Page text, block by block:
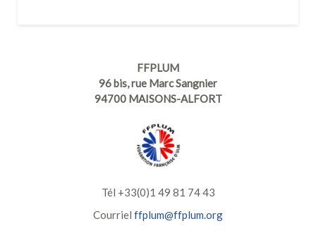
FFPLUM
96 bis, rue Marc Sangnier
94700 MAISONS-ALFORT
Tél +33(0)1 49 81 74 43
Courriel ffplum@ffplum.org